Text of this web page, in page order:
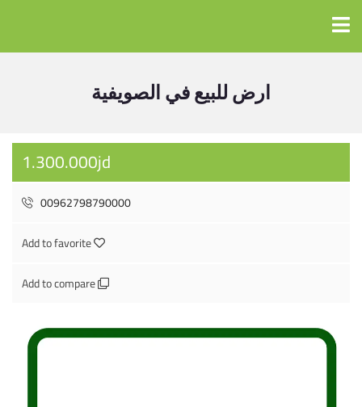
ارض للبيع في الصويفية
1.300.000jd
00962798790000
Add to favorite
Add to compare